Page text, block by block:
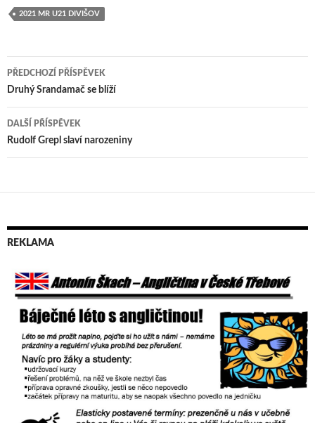
2021 MR U21 DIVIŠOV
Navigace
pro
příspěvek
PŘEDCHOZÍ PŘÍSPĚVEK
Druhý Srandamač se blíží
DALŠÍ PŘÍSPĚVEK
Rudolf Grepl slaví narozeniny
REKLAMA